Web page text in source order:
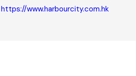
https://www.harbourcity.com.hk